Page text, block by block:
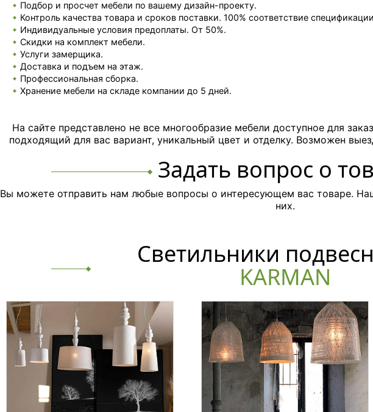
Подбор и просчет мебели по вашему дизайн-проекту.
Контроль качества товара и сроков поставки. 100% соответствие
Индивидуальные условия предоплаты. От 50%.
Скидки на комплект мебели.
Услуги замерщика.
Доставка и подъем на этаж.
Профессиональная сборка.
Хранение мебели на складе компании до 5 дней.
На сайте представлено не все многообразие мебели доступное для
подходящий для вас вариант, уникальный цвет и отделку. Возможен
Задать вопрос о
Вы можете отправить нам любые вопросы о интересующем вас товаре.
них.
Светильники
KARMAN